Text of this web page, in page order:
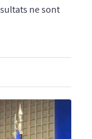
ne sont